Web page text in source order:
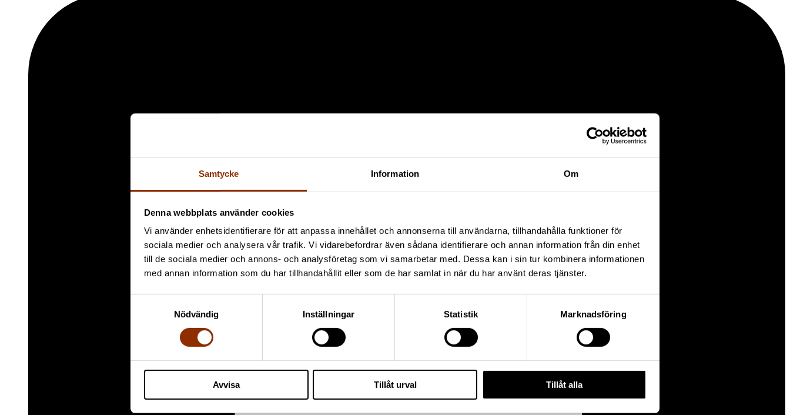
Samtycke Information Om
Denna webbplats använder cookies
Vi använder enhetsidentifierare för att anpassa innehållet och annonserna till användarna, tillhandahålla funktioner för
sociala medier och analysera vår trafik. Vi vidarebefordrar även sådana identifierare och annan information från din enhet
till de sociala medier och annons- och analysföretag som vi samarbetar med. Dessa kan i sin tur kombinera informationen
med annan information som du har tillhandahållit eller som de har samlat in när du har använt deras tjänster.
Nödvändig
Inställningar Statistik Marknadsföring
Avvisa Tillåt urval Tillåt alla